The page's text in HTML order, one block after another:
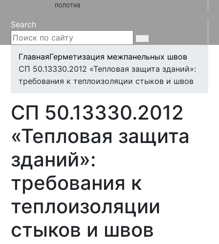
полотна
Search
ГлавнаяГерметизация межпанельных швов
СП 50.13330.2012 «Тепловая защита зданий»:
требования к теплоизоляции стыков и швов
СП 50.13330.2012
«Тепловая защита
зданий»:
требования к
теплоизоляции
стыков и швов